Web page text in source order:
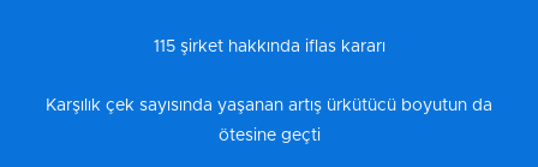
115 şirket hakkında iflas kararı
Karşılık çek sayısında yaşanan artış ürkütücü boyutun da
ötesine geçti